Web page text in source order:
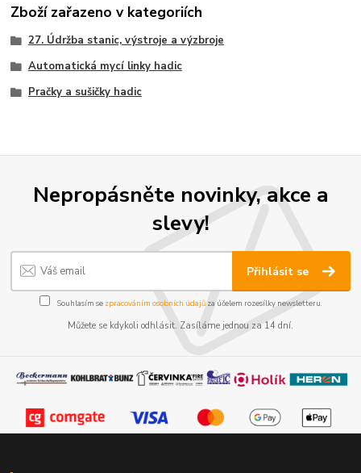
Zboží zařazeno v kategoriích
27. Údržba stanic, výstroje a výzbroje
Automatická mycí linky hadic
Pračky a sušičky hadic
Nepropásněte novinky, akce a
slevy!
Přihlásit se
Souhlasím se zpracováním osobních údajůza účelem rozesílky newsletteru.
Můžete se kdykoli odhlásit. Zasíláme jednou za 14 dní.